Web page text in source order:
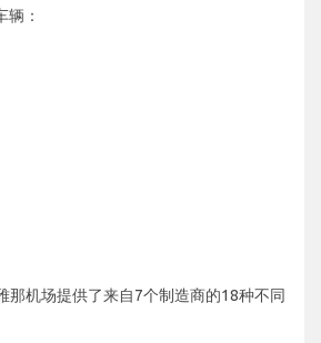
辆：
那机场提供了来自7个制造商的18种不同